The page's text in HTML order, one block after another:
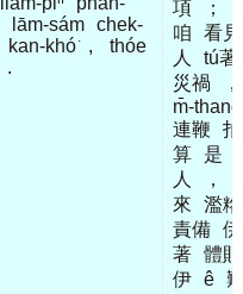
lām-sám chek-
kan-khó͘ ,
thóe
.
項
；
咱
看見
人
tú著
災禍
，
m̄-thang
連鞭
拍
算
是
人
，
來
濫糝
責備 伊
著 體貼
伊 ê